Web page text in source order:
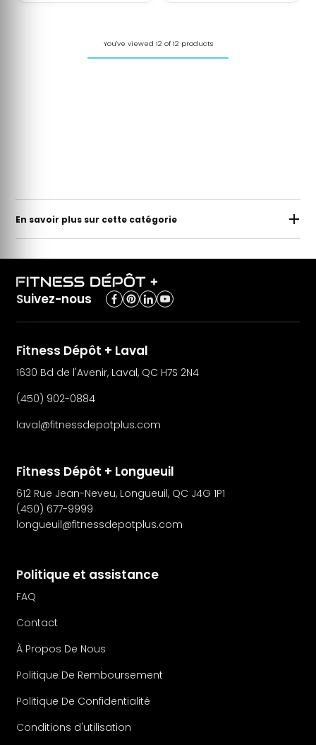
You've viewed 12 of 12 products
En savoir plus sur cette catégorie
Suivez-nous
Fitness Dépôt + Laval
1630 Bd de l'Avenir, Laval, QC H7S 2N4
(450) 902-0884
laval@fitnessdepotplus.com
Fitness Dépôt + Longueuil
612 Rue Jean-Neveu, Longueuil, QC J4G 1P1
(450) 677-9999
longueuil@fitnessdepotplus.com
Politique et assistance
FAQ
Contact
À Propos De Nous
Politique De Remboursement
Politique De Confidentialité
Conditions d'utilisation